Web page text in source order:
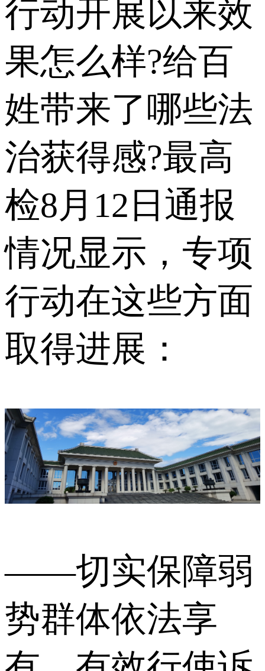
行动开展以来效
果怎么样?给百
姓带来了哪些法
治获得感?最高
检8月12日通报
情况显示，专项
行动在这些方面
取得进展：
——切实保障弱
势群体依法享